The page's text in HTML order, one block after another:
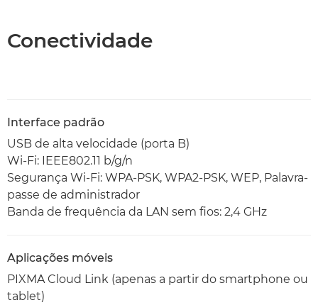
Conectividade
Interface padrão
USB de alta velocidade (porta B)
Wi-Fi: IEEE802.11 b/g/n
Segurança Wi-Fi: WPA-PSK, WPA2-PSK, WEP, Palavra-
passe de administrador
Banda de frequência da LAN sem fios: 2,4 GHz
Aplicações móveis
PIXMA Cloud Link (apenas a partir do smartphone ou
tablet)